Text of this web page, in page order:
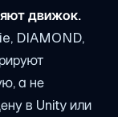
движок.
DIAMOND,
а не
в Unity или